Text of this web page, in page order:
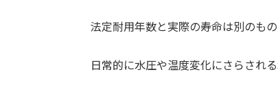
法定耐用年数と実際の寿命は別のも
日常的に水圧や温度変化にさらされ